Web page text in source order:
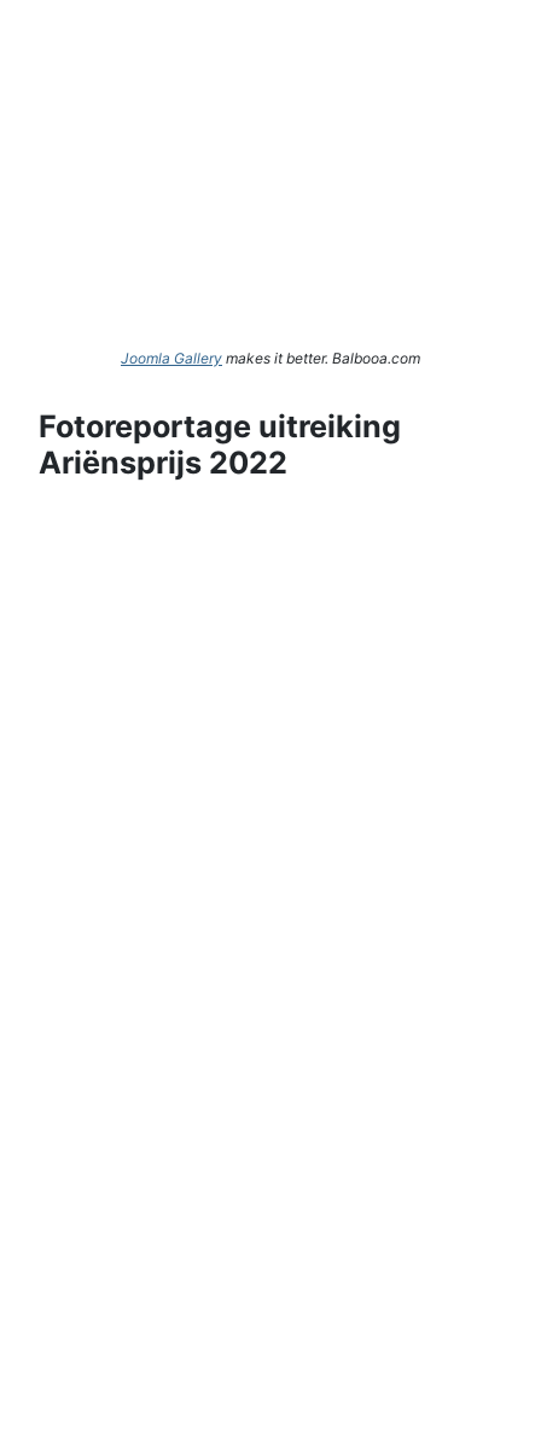
Joomla Gallery makes it better. Balbooa.com
Fotoreportage uitreiking
Ariënsprijs 2022